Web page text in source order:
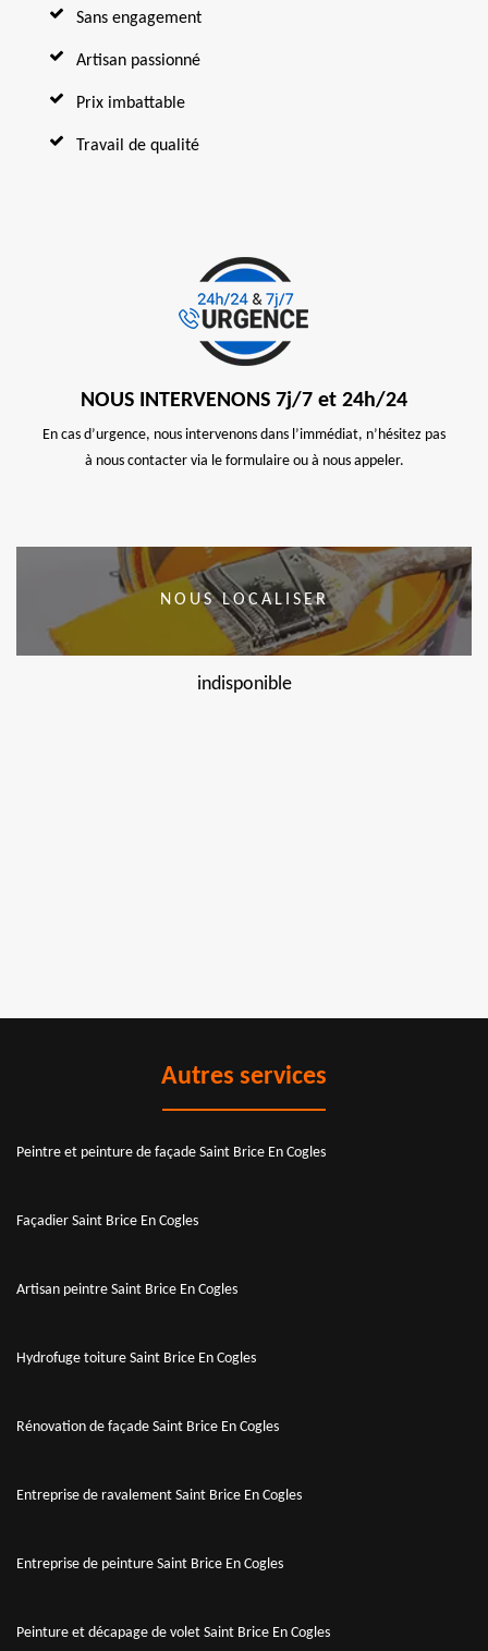
Sans engagement
Artisan passionné
Prix imbattable
Travail de qualité
NOUS INTERVENONS 7j/7 et 24h/24
En cas d’urgence, nous intervenons dans l’immédiat, n’hésitez pas
à nous contacter via le formulaire ou à nous appeler.
NOUS LOCALISER
indisponible
Autres services
Peintre et peinture de façade Saint Brice En Cogles
Façadier Saint Brice En Cogles
Artisan peintre Saint Brice En Cogles
Hydrofuge toiture Saint Brice En Cogles
Rénovation de façade Saint Brice En Cogles
Entreprise de ravalement Saint Brice En Cogles
Entreprise de peinture Saint Brice En Cogles
Peinture et décapage de volet Saint Brice En Cogles